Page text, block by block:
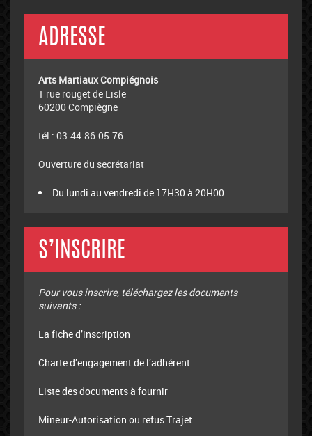
ADRESSE
Arts Martiaux Compiégnois
1 rue rouget de Lisle
60200 Compiègne
tél : 03.44.86.05.76
Ouverture du secrétariat
Du lundi au vendredi de 17H30 à 20H00
S’INSCRIRE
Pour vous inscrire, téléchargez les documents
suivants :
La fiche d’inscription
Charte d’engagement de l’adhérent
Liste des documents à fournir
Mineur-Autorisation ou refus Trajet